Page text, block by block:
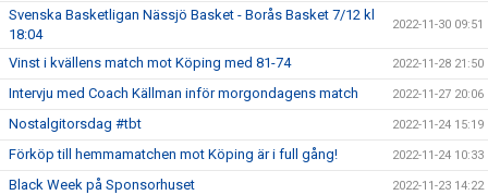
Svenska Basketligan Nässjö Basket - Borås Basket 7/12 kl
18:04
2022-11-30 09:51
Vinst i kvällens match mot Köping med 81-74 2022-11-28 21:50
Intervju med Coach Källman inför morgondagens match 2022-11-27 20:06
Nostalgitorsdag #tbt 2022-11-24 15:19
Förköp till hemmamatchen mot Köping är i full gång! 2022-11-24 10:33
Black Week på Sponsorhuset 2022-11-23 14:22